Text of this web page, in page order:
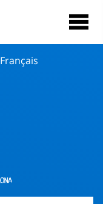
Français